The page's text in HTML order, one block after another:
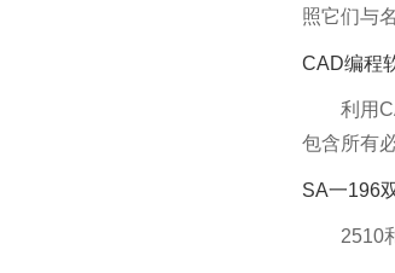
照它们与
CAD编程
利用
包含所有
SA一196
2510